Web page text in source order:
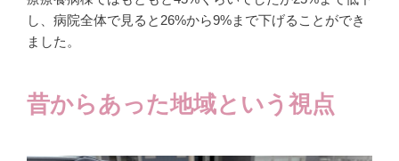
し、病院全体で見ると26%から9%まで下げることができ
ました。
昔からあった地域という視点